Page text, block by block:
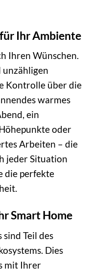
Ihr Ambiente
Ihren Wünschen.
Kontrolle über die
warmes
ein
oder
Arbeiten – die
jeder Situation
die perfekte
Smart Home
Teil des
Dies
mit Ihrer